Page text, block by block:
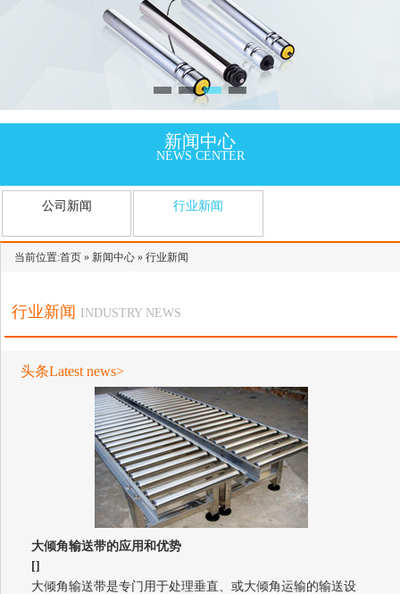
1 2 3 4
新闻中心
NEWS CENTER
公司新闻 行业新闻
当前位置:首页 » 新闻中心 » 行业新闻
行业新闻 INDUSTRY NEWS
头条Latest news>
大倾角输送带的应用和优势
[]
大倾角输送带是专门用于处理垂直、或大倾角运输的输送设